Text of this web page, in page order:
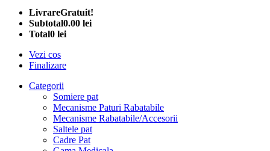
LivrareGratuit!
Subtotal0.00 lei
Total0 lei
Vezi cos
Finalizare
Categorii
Somiere pat
Mecanisme Paturi Rabatabile
Mecanisme Rabatabile/Accesorii
Saltele pat
Cadre Pat